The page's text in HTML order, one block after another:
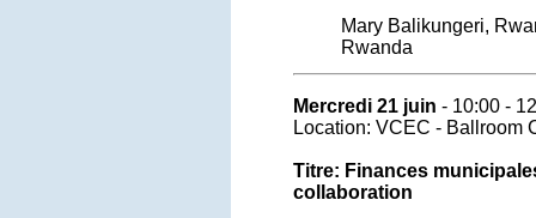
Mary Balikungeri,
Rwanda
Mercredi 21 juin - 10:00 -
Location: VCEC - Ballroom
Titre: Finances
collaboration